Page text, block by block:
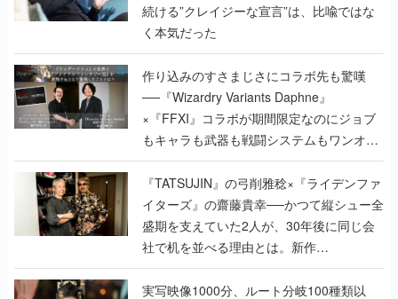
続ける”クレイジーな宣言”は、比喩ではな
く本気だった
作り込みのすさまじさにコラボ先も驚嘆
──『Wizardry Variants Daphne』
×『FFXI』コラボが期間限定なのにジョブ
もキャラも武器も戦闘システムもワンオフ
で作り込まれた理由を両ディレクターに聞
く
『TATSUJIN』の弓削雅稔×『ライデンファ
イターズ』の齋藤貴幸──かつて縦シュー全
盛期を支えていた2人が、30年後に同じ会
社で机を並べる理由とは。新作
『TATSUJIN EXTREME』で初タッグを組
んだレジェンド2人に訊く開発秘話
実写映像1000分、ルート分岐100種類以